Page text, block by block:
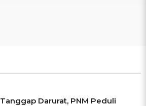
Tanggap Darurat, PNM Peduli